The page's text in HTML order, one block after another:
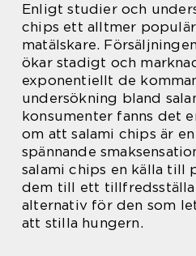
Enligt studier och
chips ett alltmer
matälskare.
ökar stadigt och
exponentiellt de
undersökning bland
konsumenter fanns det
om att salami chips är
spännande
salami chips en källa till
dem till ett
alternativ för den som
att stilla hungern.